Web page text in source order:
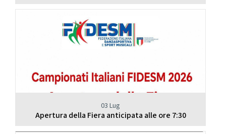
03 Lug
Apertura della Fiera anticipata alle ore 7:30